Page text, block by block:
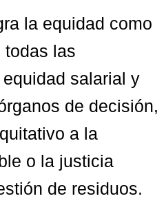
la equidad como
todas las
salarial y
de decisión,
a la
o la justicia
de residuos.